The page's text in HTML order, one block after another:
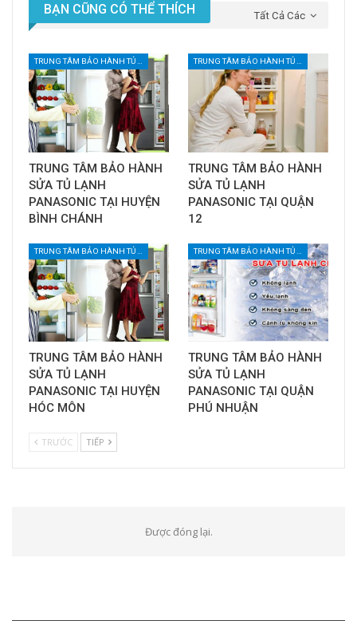
Tất Cả Các
BẠN CŨNG CÓ THỂ THÍCH
TRUNG TÂM BẢO HÀNH TỦ LẠNH TẠI TPHCM
TRUNG TÂM BẢO HÀNH
SỬA TỦ LẠNH
PANASONIC TẠI HUYỆN
BÌNH CHÁNH
TRUNG TÂM BẢO HÀNH TỦ LẠNH TẠI TPHCM
TRUNG TÂM BẢO HÀNH
SỬA TỦ LẠNH
PANASONIC TẠI QUẬN
12
TRUNG TÂM BẢO HÀNH
SỬA TỦ LẠNH
PANASONIC TẠI HUYỆN
HÓC MÔN
TRUNG TÂM BẢO HÀNH
SỬA TỦ LẠNH
PANASONIC TẠI QUẬN
PHÚ NHUẬN
TRƯỚC TIẾP
Được đóng lại.